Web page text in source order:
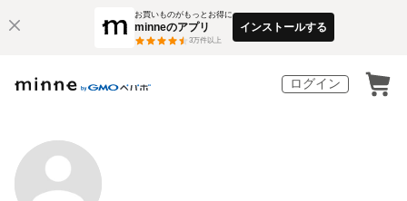
お買いものがもっとお得に
minneのアプリ
3万件以上
インストールする
ログイン